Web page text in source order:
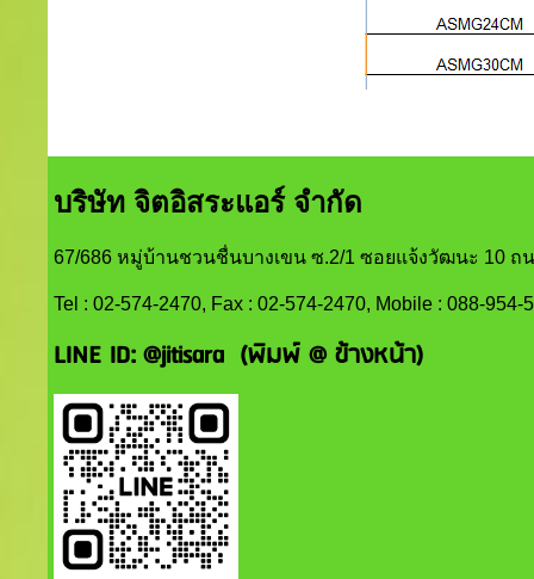
บริษัท จิตอิสระแอร์ จำกัด
67/686 หมู่บ้านชวนชื่นบางเขน ซ.2/1 ซอยแจ้งวัฒนะ 10 ถ
Tel : 02-574-2470, Fax : 02-574-2470, Mobile : 088-
LINE ID:@jitisara (พิมพ์ @ ข้างหน้า)